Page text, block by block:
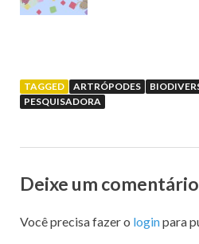
TAGGED ARTRÓPODES
PESQUISADORA
Deixe um comentário
Você precisa fazer o loginpara